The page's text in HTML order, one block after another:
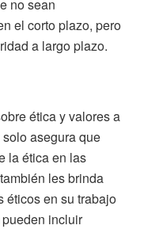
no sean
el corto plazo, pero
a largo plazo.
ética y valores a
asegura que
la ética en las
les brinda
éticos en su trabajo
incluir